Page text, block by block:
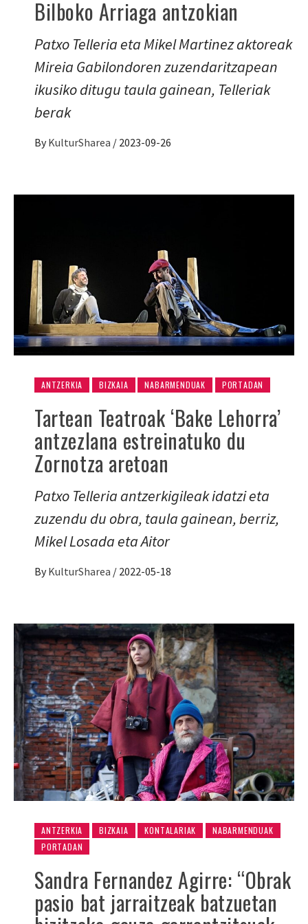
Bilboko Arriaga antzokian
Patxo Telleria eta Mikel Martinez aktoreak
Mireia Gabilondoren zuzendaritzapean
ikusiko ditugu taula gainean, Telleriak
berak
By KulturSharea / 2023-09-26
ANTZERKIA BIZKAIA NABARMENDUAK PORTADAN
Tartean Teatroak ‘Bake Lehorra’
antzezlana estreinatuko du
Zornotza aretoan
Patxo Telleria antzerkigileak idatzi eta
zuzendu du obra, taula gainean, berriz,
Mikel Losada eta Aitor
By KulturSharea / 2022-05-18
ANTZERKIA BIZKAIA KONTALARIAK
NABARMENDUAK
PORTADAN
Sandra Fernandez Agirre: “Obrak
pasio bat jarraitzeak batzuetan